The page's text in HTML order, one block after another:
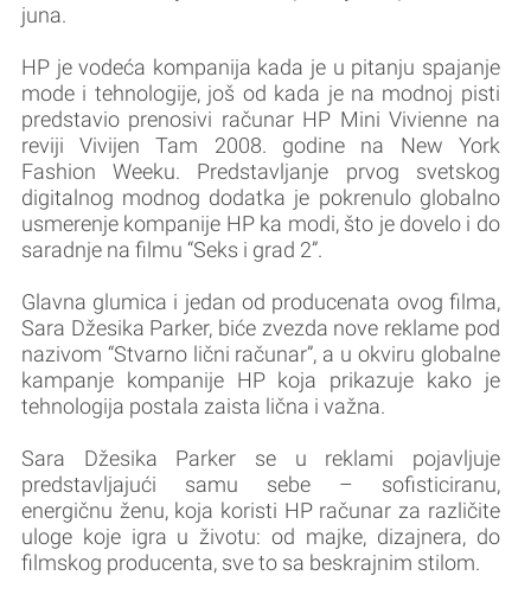
juna.
HP je vodeća kompanija kada je u pitanju spajanje
mode i tehnologije, još od kada je na modnoj pisti
predstavio prenosivi računar HP Mini Vivienne na
reviji Vivijen Tam 2008. godine na New York
Fashion Weeku. Predstavljanje prvog svetskog
digitalnog modnog dodatka je pokrenulo globalno
usmerenje kompanije HP ka modi, što je dovelo i do
saradnje na filmu “Seks i grad 2”.
Glavna glumica i jedan od producenata ovog filma,
Sara Džesika Parker, biće zvezda nove reklame pod
nazivom “Stvarno lični računar”, a u okviru globalne
kampanje kompanije HP koja prikazuje kako je
tehnologija postala zaista lična i važna.
Sara Džesika Parker se u reklami pojavljuje
predstavljajući samu sebe – sofisticiranu,
energičnu ženu, koja koristi HP računar za različite
uloge koje igra u životu: od majke, dizajnera, do
filmskog producenta, sve to sa beskrajnim stilom.